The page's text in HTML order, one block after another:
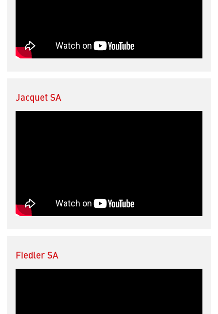
Jacquet SA
Fiedler SA